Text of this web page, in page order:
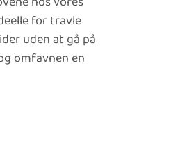
for travle
uden at gå på
omfavnen en